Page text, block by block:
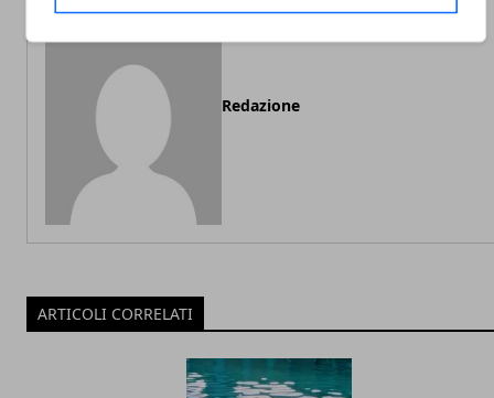
Redazione
ARTICOLI CORRELATI